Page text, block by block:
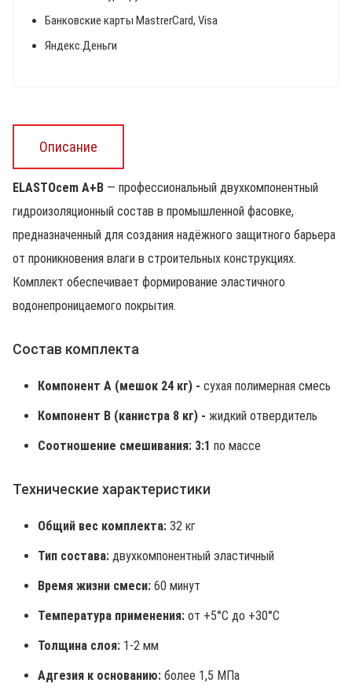
Банковские карты MastrerCard, Visa
Яндекс.Деньги
Описание
ELASTOcem А+В — профессиональный двухкомпонентный
гидроизоляционный состав в промышленной фасовке,
предназначенный для создания надёжного защитного барьера
от проникновения влаги в строительных конструкциях.
Комплект обеспечивает формирование эластичного
водонепроницаемого покрытия.
Состав комплекта
Компонент А (мешок 24 кг) - сухая полимерная смесь
Компонент В (канистра 8 кг) - жидкий отвердитель
Соотношение смешивания: 3:1 по массе
Технические характеристики
Общий вес комплекта: 32 кг
Тип состава: двухкомпонентный эластичный
Время жизни смеси: 60 минут
Температура применения: от +5°C до +30°C
Толщина слоя: 1-2 мм
Адгезия к основанию: более 1,5 МПа